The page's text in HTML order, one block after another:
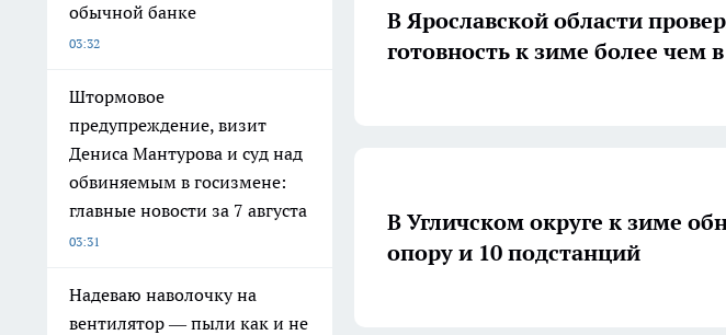
обычной банке
03:32
Штормовое
предупреждение, визит
Дениса Мантурова и суд над
обвиняемым в госизмене:
главные новости за 7 августа
03:31
Надеваю наволочку на
вентилятор — пыли как и не
В Ярославской области
готовность к зиме более чем
В Угличском округе к зиме
опору и 10 подстанций